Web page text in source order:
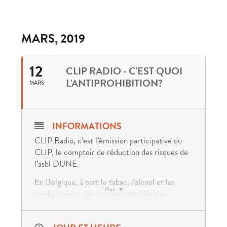
MARS, 2019
12
MARS
CLIP RADIO - C'EST QUOI
L'ANTIPROHIBITION?
Plus
INFORMATIONS
CLIP Radio, c’est l’émission participative du
CLIP, le comptoir de réduction des risques de
l’asbl DUNE.
En Belgique, à part le tabac, l’alcool et les
médicaments, les drogues sont illégales,